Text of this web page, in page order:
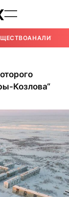
АНАЛИТИКА
Козлова“